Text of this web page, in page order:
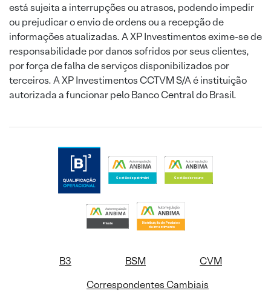
está sujeita a interrupções ou atrasos, podendo impedir
ou prejudicar o envio de ordens ou a recepção de
informações atualizadas. A XP Investimentos exime-se de
responsabilidade por danos sofridos por seus clientes,
por força de falha de serviços disponibilizados por
terceiros. A XP Investimentos CCTVM S/A é instituição
autorizada a funcionar pelo Banco Central do Brasil.
B3 BSM
CVM
Correspondentes Cambiais